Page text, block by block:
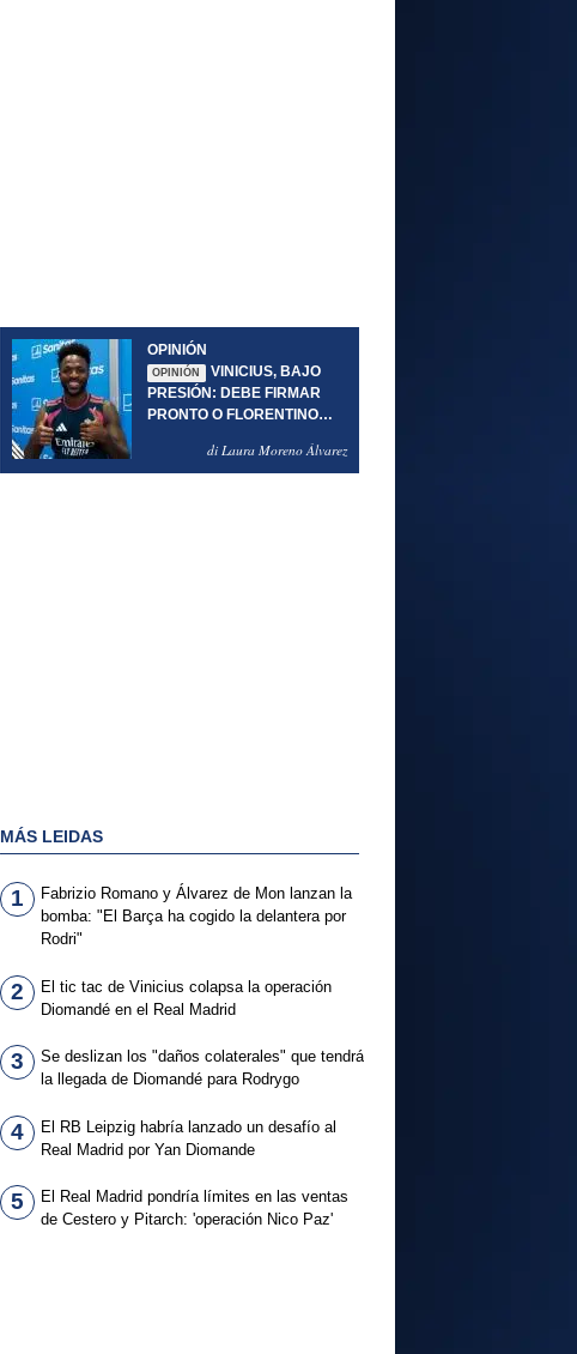
OPINIÓN
OPINIÓN
VINICIUS, BAJO
PRESIÓN: DEBE FIRMAR
PRONTO O FLORENTINO
di Laura Moreno Álvarez
MÁS LEIDAS
1
Fabrizio Romano y Álvarez de Mon lanzan la
bomba: "El Barça ha cogido la delantera por
Rodri"
2
El tic tac de Vinicius colapsa la operación
Diomandé en el Real Madrid
3
Se deslizan los "daños colaterales" que tendrá
la llegada de Diomandé para Rodrygo
4
El RB Leipzig habría lanzado un desafío al
Real Madrid por Yan Diomande
5
El Real Madrid pondría límites en las ventas
de Cestero y Pitarch: 'operación Nico Paz'